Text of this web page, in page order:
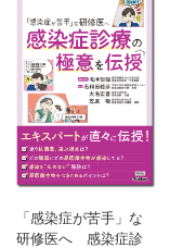
「感染症が苦手」な
研修医へ 感染症診